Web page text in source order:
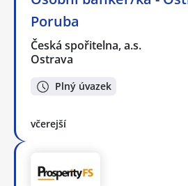
Poruba
Česká spořitelna, a.s.
Ostrava
Plný úvazek
včerejší